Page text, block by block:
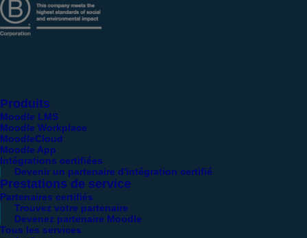
Produits
Moodle LMS
Moodle Workplace
MoodleCloud
Moodle App
Intégrations certifiées
Devenir un partenaire d'intégration certifié
Prestations de service
Partenaires certifiés
Trouvez votre partenaire
Devenez partenaire Moodle
Tous les services